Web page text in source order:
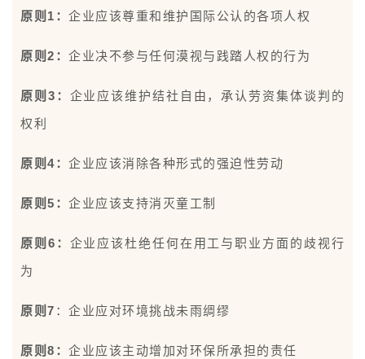
原则1： 企业应该尊重和维护国际公认的各项人权
原则2： 企业决不参与任何漠视与践踏人权的行为
原则3： 企业应该维护结社自由，承认劳资集体谈判的
权利
原则4： 企业应该消除各种形式的强迫性劳动
原则5： 企业应该支持消灭童工制
原则6： 企业应该杜绝任何在用工与职业方面的歧视行
为
原则7 ：企业应对环境挑战未雨绸缪
原则8： 企业应该主动增加对环保所承担的责任